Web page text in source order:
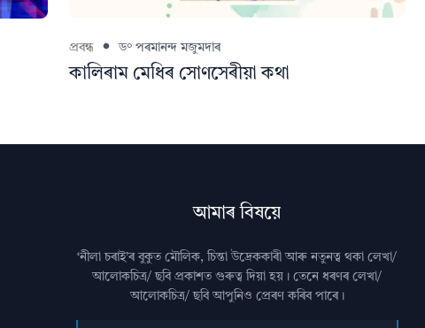
প্ৰবন্ধ ড° পৰমানন্দ মজুমদাৰ
কালিৰাম মেধিৰ সোণসেৰীয়া কথা
আমাৰ বিষয়ে
‘নীলা চৰাই’ৰ বুকুত মৌলিক, চিন্তা উদ্রেককাৰী আৰু নতুনত্ব থকা লেখা/
আলোকচিত্ৰ/ ছবি প্রকাশত গুৰুত্ব দিয়া হয়। তেনে ধৰণৰ লেখা/
আলোকচিত্ৰ/ ছবি আপুনিও প্রেৰণ কৰিব পাৰে।